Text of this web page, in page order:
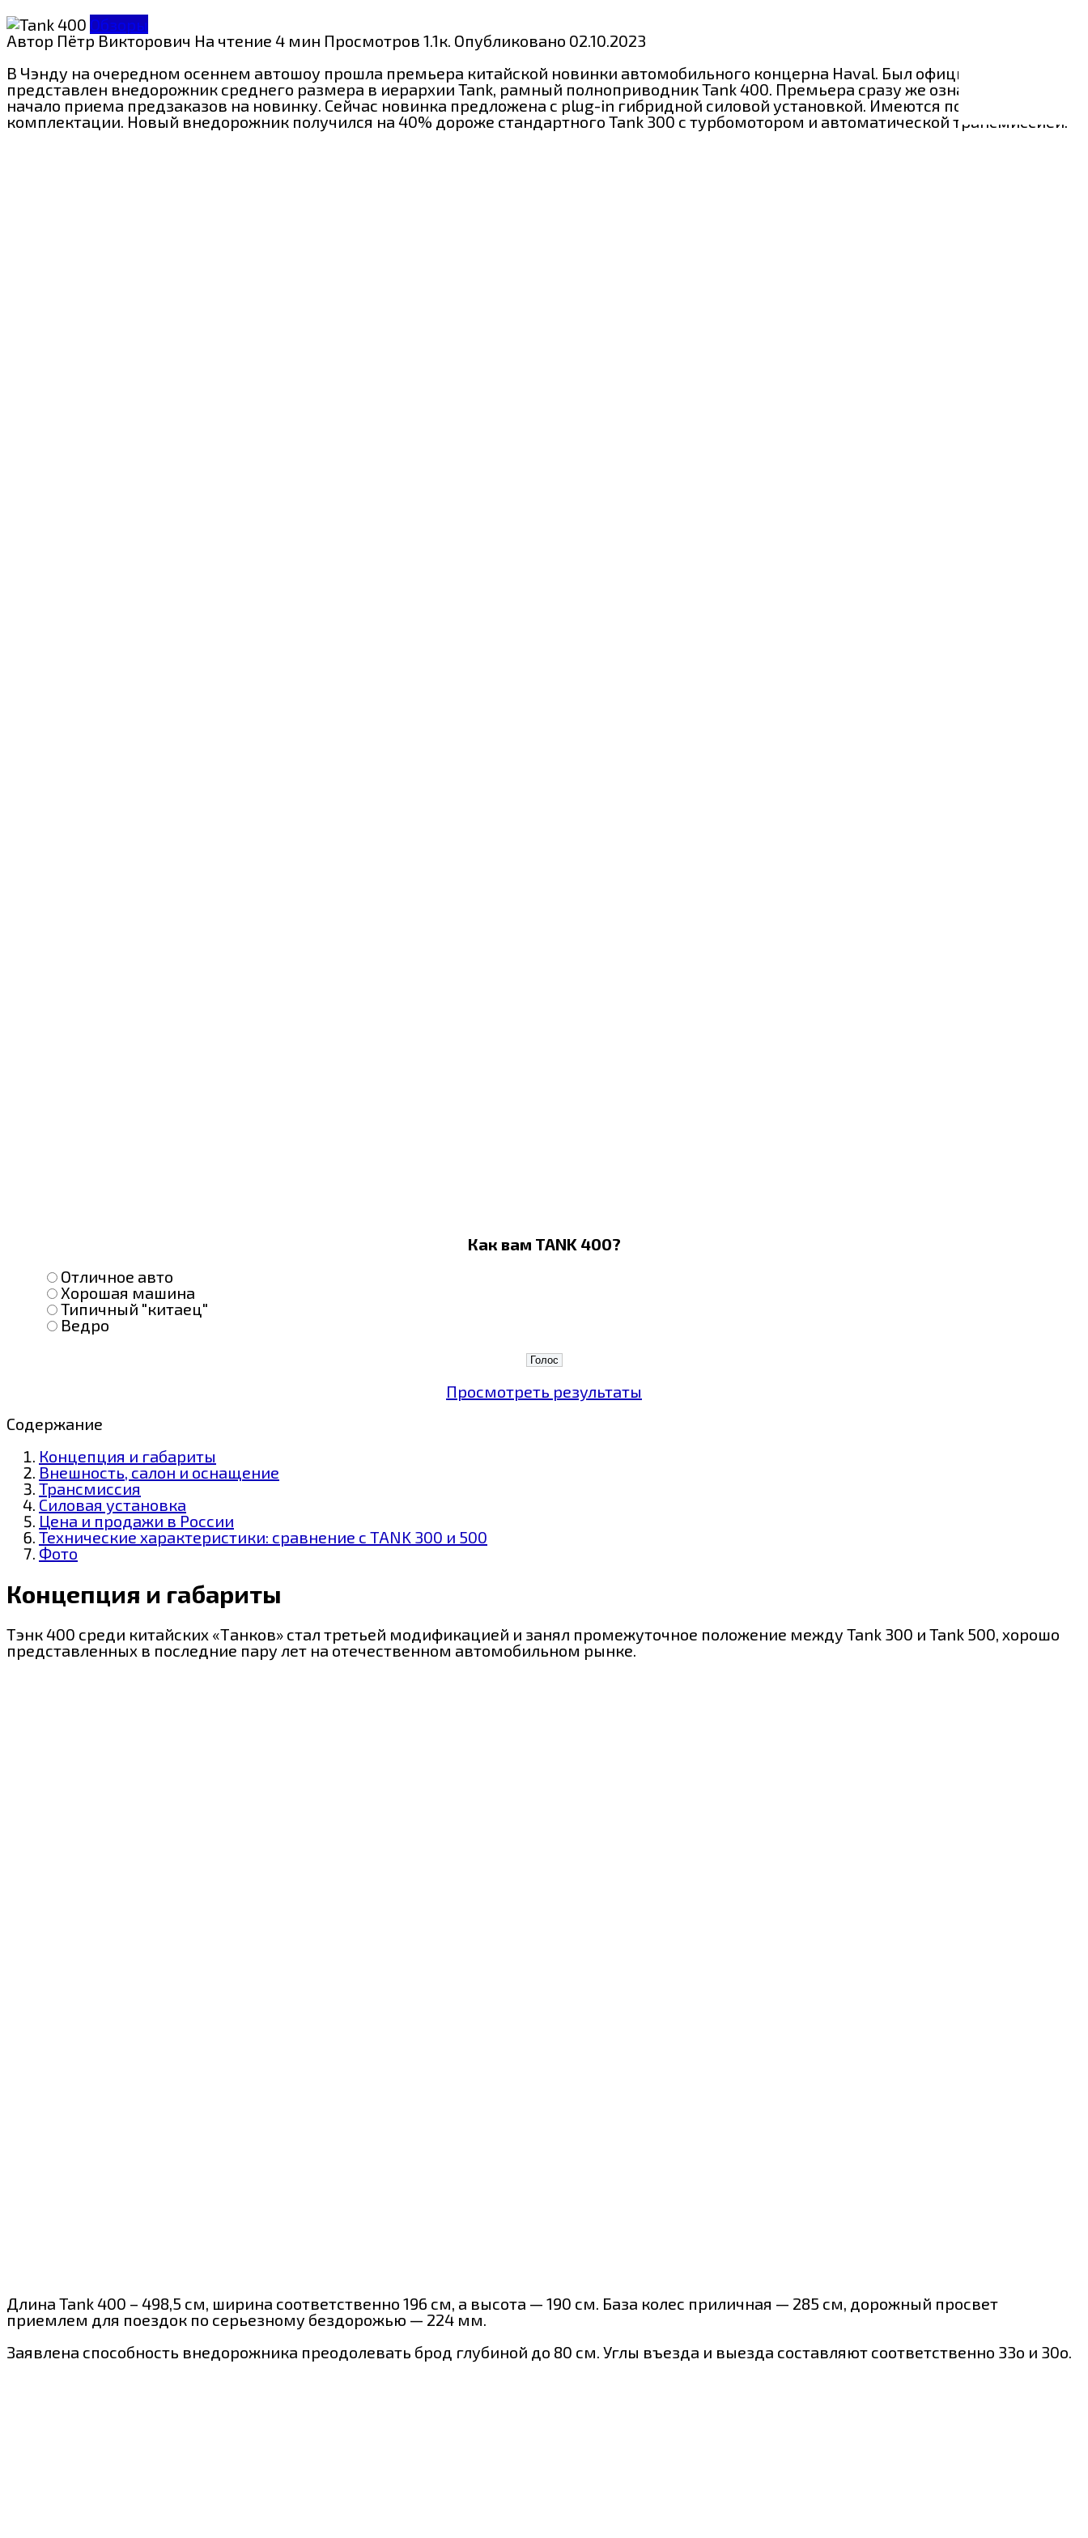
Обзоры
Автор Пётр Викторович На чтение 4 мин Просмотров 1.1к. Опубликовано 02.10.2023
В Чэнду на очередном осеннем автошоу прошла премьера китайской новинки автомобильного концерна Haval. Был официально
представлен внедорожник среднего размера в иерархии Tank, рамный полноприводник Tank 400. Премьера сразу же ознаменовала
начало приема предзаказов на новинку. Сейчас новинка предложена с plug-in гибридной силовой установкой. Имеются пока только две
комплектации. Новый внедорожник получился на 40% дороже стандартного Tank 300 с турбомотором и автоматической трансмиссией.
Как вам TANK 400?
Отличное авто
Хорошая машина
Типичный "китаец"
Ведро
Просмотреть результаты
Содержание
Концепция и габариты
Внешность, салон и оснащение
Трансмиссия
Силовая установка
Цена и продажи в России
Технические характеристики: сравнение с TANK 300 и 500
Фото
Концепция и габариты
Тэнк 400 среди китайских «Танков» стал третьей модификацией и занял промежуточное положение между Tank 300 и Tank 500, хорошо
представленных в последние пару лет на отечественном автомобильном рынке.
Длина Tank 400 – 498,5 см, ширина соответственно 196 см, а высота — 190 см. База колес приличная — 285 см, дорожный просвет
приемлем для поездок по серьезному бездорожью — 224 мм.
Заявлена способность внедорожника преодолевать брод глубиной до 80 см. Углы въезда и выезда составляют соответственно 33о и 30о.